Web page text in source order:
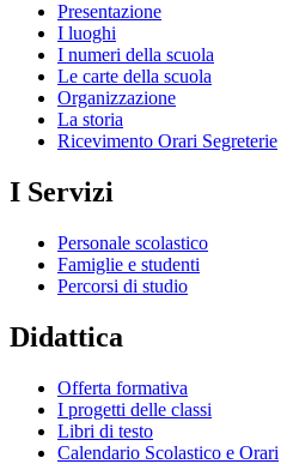
Presentazione
I luoghi
I numeri della scuola
Le carte della scuola
Organizzazione
La storia
Ricevimento Orari Segreterie
I Servizi
Personale scolastico
Famiglie e studenti
Percorsi di studio
Didattica
Offerta formativa
I progetti delle classi
Libri di testo
Calendario Scolastico e Orari